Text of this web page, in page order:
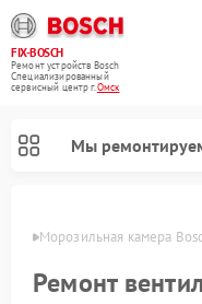
FIX-BOSCH
Ремонт устройств Bosch
Специализированный
cервисный центр г.Омск
Мы
Морозильная камера
Ремонт